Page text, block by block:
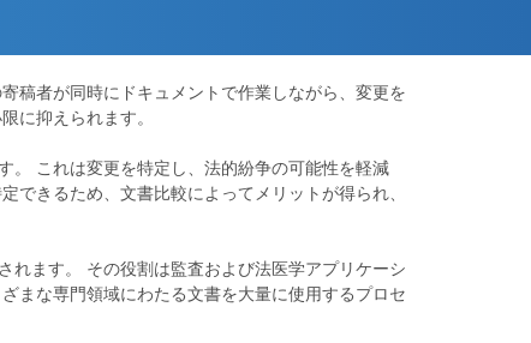
稿者が同時にドキュメントで作業しながら、変更を
に抑えられます。
。 これは変更を特定し、法的紛争の可能性を軽減
できるため、文書比較によってメリットが得られ、
れます。 その役割は監査および法医学アプリケーシ
まな専門領域にわたる文書を大量に使用するプロセ